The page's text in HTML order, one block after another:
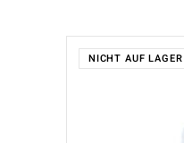
NICHT AUF LAGER